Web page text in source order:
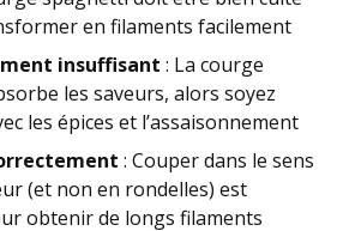
en filaments facilement
insuffisant : La courge
les saveurs, alors soyez
les épices et l’assaisonnement
: Couper dans le sens
(et non en rondelles) est
obtenir de longs filaments